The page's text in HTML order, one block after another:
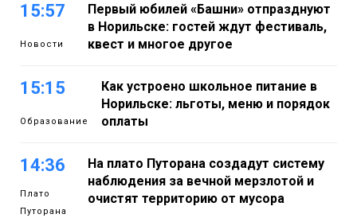
15:57
Новости
Первый юбилей «Башни» отпразднуют
в Норильске: гостей ждут фестиваль,
квест и многое другое
15:15
Образование
Как устроено школьное питание в
Норильске: льготы, меню и порядок
оплаты
14:36
Плато
Путорана
На плато Путорана создадут систему
наблюдения за вечной мерзлотой и
очистят территорию от мусора